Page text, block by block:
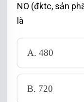
NO (đktc, sản
là
A. 480
B. 720